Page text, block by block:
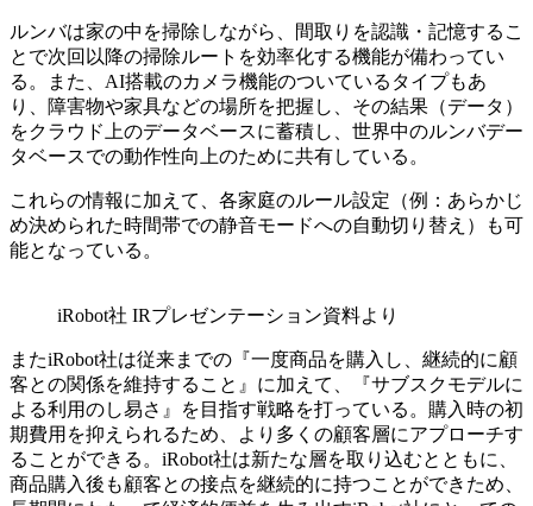
ルンバは家の中を掃除しながら、間取りを認識・記憶するこ
とで次回以降の掃除ルートを効率化する機能が備わってい
る。また、AI搭載のカメラ機能のついているタイプもあ
り、障害物や家具などの場所を把握し、その結果（データ）
をクラウド上のデータベースに蓄積し、世界中のルンバデー
タベースでの動作性向上のために共有している。
これらの情報に加えて、各家庭のルール設定（例：あらかじ
め決められた時間帯での静音モードへの自動切り替え）も可
能となっている。
iRobot社 IRプレゼンテーション資料より
またiRobot社は従来までの『一度商品を購入し、継続的に顧
客との関係を維持すること』に加えて、『サブスクモデルに
よる利用のし易さ』を目指す戦略を打っている。購入時の初
期費用を抑えられるため、より多くの顧客層にアプローチす
ることができる。iRobot社は新たな層を取り込むとともに、
商品購入後も顧客との接点を継続的に持つことができため、